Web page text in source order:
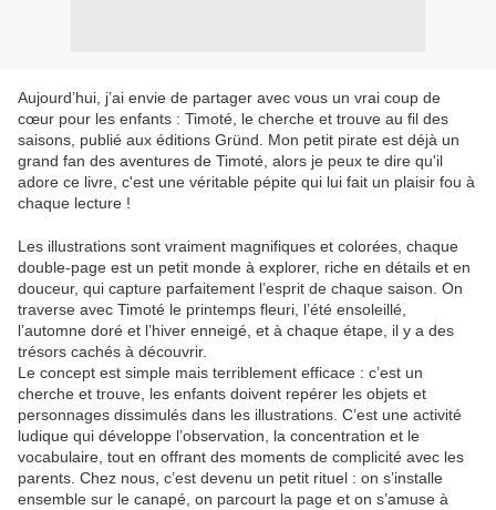
Aujourd’hui, j’ai envie de partager avec vous un vrai coup de
cœur pour les enfants : Timoté, le cherche et trouve au fil des
saisons, publié aux éditions Gründ. Mon petit pirate est déjà un
grand fan des aventures de Timoté, alors je peux te dire qu'il
adore ce livre, c'est une véritable pépite qui lui fait un plaisir fou à
chaque lecture !
Les illustrations sont vraiment magnifiques et colorées, chaque
double-page est un petit monde à explorer, riche en détails et en
douceur, qui capture parfaitement l’esprit de chaque saison. On
traverse avec Timoté le printemps fleuri, l’été ensoleillé,
l’automne doré et l’hiver enneigé, et à chaque étape, il y a des
trésors cachés à découvrir.
Le concept est simple mais terriblement efficace : c’est un
cherche et trouve, les enfants doivent repérer les objets et
personnages dissimulés dans les illustrations. C’est une activité
ludique qui développe l’observation, la concentration et le
vocabulaire, tout en offrant des moments de complicité avec les
parents. Chez nous, c’est devenu un petit rituel : on s’installe
ensemble sur le canapé, on parcourt la page et on s’amuse à